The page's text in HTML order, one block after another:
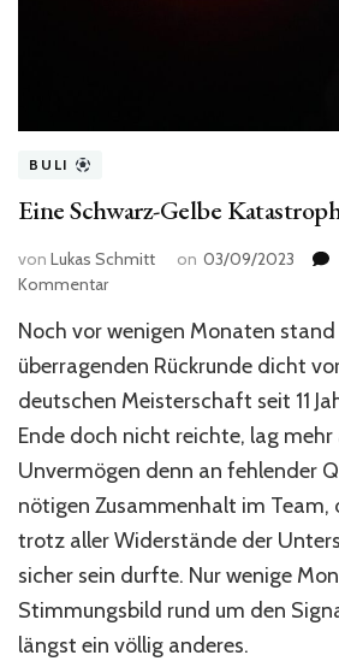
BULI
Eine Schwarz-Gelbe
von Lukas Schmitt on 03/09/2023
Kommentarzu
Schwarz-
Gelbe
Noch vor wenigen Monaten stand
überragenden Rückrunde dicht
deutschen Meisterschaft seit 11
Ende doch nicht reichte, lag
Unvermögen denn an fehlender
nötigen Zusammenhalt im Team,
trotz aller Widerstände der
sicher sein durfte. Nur wenige
Stimmungsbild rund um den
längst ein völlig anderes.